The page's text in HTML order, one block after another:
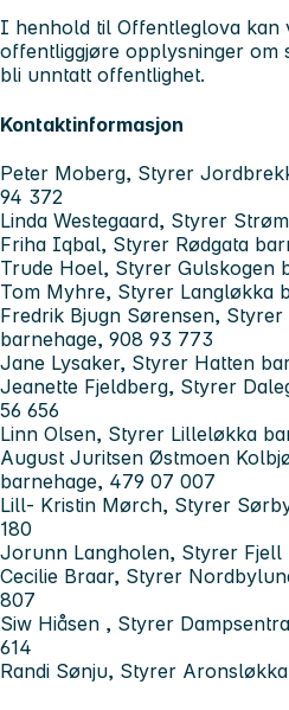
I henhold til Offentleglova
offentliggjøre opplysninger om
bli unntatt offentlighet.
Kontaktinformasjon
Peter Moberg, Styrer
94 372
Linda Westegaard, Styrer
Friha Iqbal, Styrer Rødgata
Trude Hoel, Styrer Gulskogen
Tom Myhre, Styrer Langløkka
Fredrik Bjugn Sørensen,
barnehage, 908 93 773
Jane Lysaker, Styrer Hatten
Jeanette Fjeldberg, Styrer
56 656
Linn Olsen, Styrer Lilleløkka
August Juritsen Østmoen
barnehage, 479 07 007
Lill- Kristin Mørch, Styrer
180
Jorunn Langholen, Styrer Fjell
Cecilie Braar, Styrer
807
Siw Hiåsen , Styrer
614
Randi Sønju, Styrer